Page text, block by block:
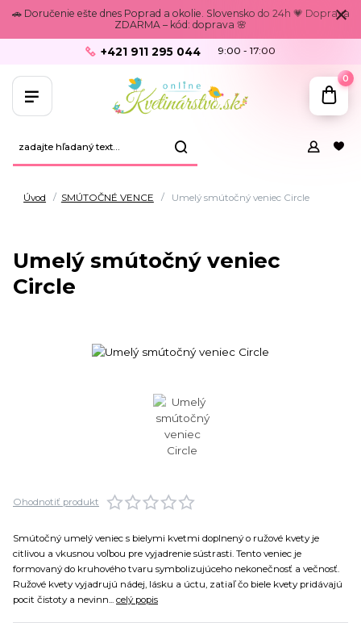
🚗 Doručenie ešte dnes Poprad a okolie. Slovensko do 24h 💗 Doprava
ZDARMA – kód: doprava 🌸
+421 911 295 044 9:00 - 17:00
0
Úvod SMÚTOČNÉ VENCE Umelý smútočný veniec Circle
Umelý smútočný veniec
Circle
Ohodnotiť produkt
Smútočný umelý veniec s bielymi kvetmi doplnený o ružové kvety je
citlivou a vkusnou voľbou pre vyjadrenie sústrasti. Tento veniec je
formovaný do kruhového tvaru symbolizujúceho nekonečnosť a večnosť.
Ružové kvety vyjadrujú nádej, lásku a úctu, zatiaľ čo biele kvety pridávajú
pocit čistoty a nevinn... celý popis